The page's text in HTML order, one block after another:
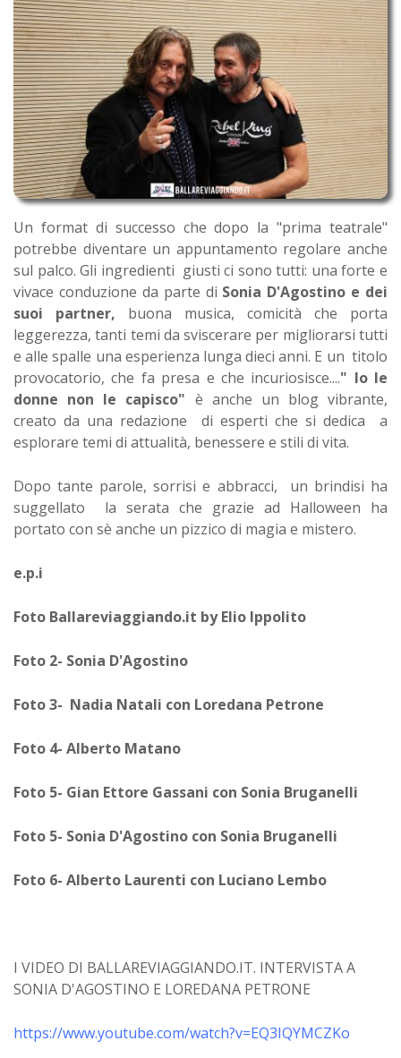
Un format di successo che dopo la "prima teatrale"
potrebbe diventare un appuntamento regolare anche
sul palco. Gli ingredienti giusti ci sono tutti: una forte e
vivace conduzione da parte di Sonia D'Agostino e dei
suoi partner, buona musica, comicità che porta
leggerezza, tanti temi da sviscerare per migliorarsi tutti
e alle spalle una esperienza lunga dieci anni. E un titolo
provocatorio, che fa presa e che incuriosisce...." Io le
donne non le capisco" è anche un blog vibrante,
creato da una redazione di esperti che si dedica a
esplorare temi di attualità, benessere e stili di vita.
Dopo tante parole, sorrisi e abbracci, un brindisi ha
suggellato la serata che grazie ad Halloween ha
portato con sè anche un pizzico di magia e mistero.
e.p.i
Foto Ballareviaggiando.it by Elio Ippolito
Foto 2- Sonia D'Agostino
Foto 3- Nadia Natali con Loredana Petrone
Foto 4- Alberto Matano
Foto 5- Gian Ettore Gassani con Sonia Bruganelli
Foto 5- Sonia D'Agostino con Sonia Bruganelli
Foto 6- Alberto Laurenti con Luciano Lembo
I VIDEO DI BALLAREVIAGGIANDO.IT. INTERVISTA A
SONIA D'AGOSTINO E LOREDANA PETRONE
https://www.youtube.com/watch?v=EQ3IQYMCZKo